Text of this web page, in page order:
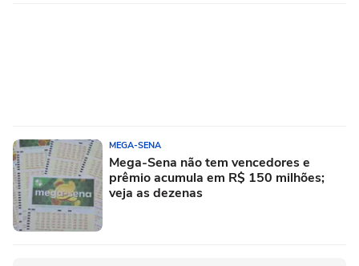
MEGA-SENA
Mega-Sena não tem vencedores e
prêmio acumula em R$ 150 milhões;
veja as dezenas